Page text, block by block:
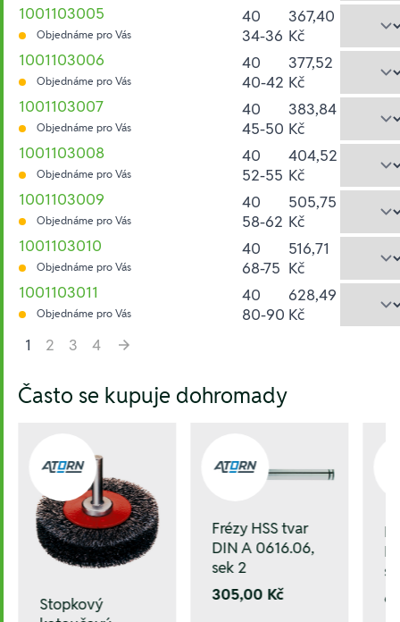
1001103005
Objednáme pro Vás
40
34-36
367,40
Kč
1001103006
Objednáme pro Vás
40
40-42
377,52
Kč
1001103007
Objednáme pro Vás
40
45-50
383,84
Kč
1001103008
Objednáme pro Vás
40
52-55
404,52
Kč
1001103009
Objednáme pro Vás
40
58-62
505,75
Kč
1001103010
Objednáme pro Vás
40
68-75
516,71
Kč
1001103011
Objednáme pro Vás
40
80-90
628,49
Kč
1
2 3
4
Často se kupuje dohromady
Stopkový
Frézy HSS tvar
DIN A 0616.06,
sek 2
305,00 Kč